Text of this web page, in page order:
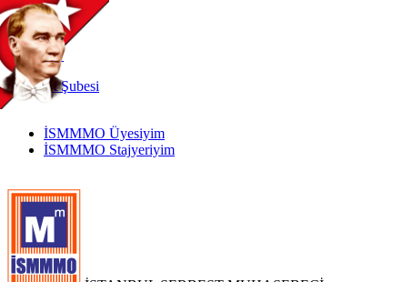
TR
|
EN
İnternetŞubesi
İSMMMO Üyesiyim
İSMMMO Stajyeriyim